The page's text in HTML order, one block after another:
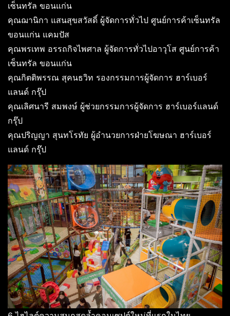
เซ็นทรัล ขอนแก่น
คุณฌานิกา แสนสุขสวัสดิ์ ผู้จัดการทั่วไป ศูนย์การค้าเซ็นทรัล
ขอนแก่น แคมปัส
คุณพรเทพ อรรถกิจไพศาล ผู้จัดการทั่วไปอาวุโส ศูนย์การค้า
เซ็นทรัล ขอนแก่น
คุณกิตติพรรณ สุคนธวิท รองกรรมการผู้จัดการ ฮาร์เบอร์
แลนด์ กรุ๊ป
คุณเลิศนารี สมพงษ์ ผู้ช่วยกรรมการผู้จัดการ ฮาร์เบอร์แลนด์
กรุ๊ป
คุณปริญญา สุนทโรทัย ผู้อำนวยการฝ่ายโฆษณา ฮาร์เบอร์
แลนด์ กรุ๊ป